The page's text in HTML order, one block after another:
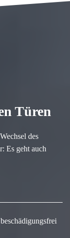
Türen
des
Es geht auch